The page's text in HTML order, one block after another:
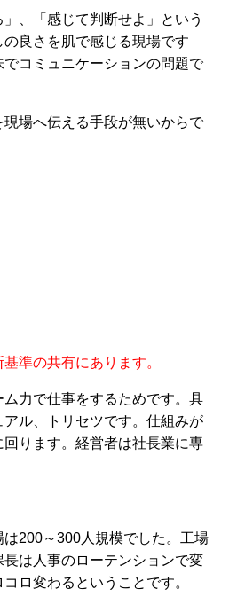
、「感じて判断せよ」という
良さを肌で感じる現場です
コミュニケーションの問題で
場へ伝える手段が無いからで
準の共有にあります。
力で仕事をするためです。具
ル、トリセツです。仕組みが
ります。経営者は社長業に専
200～300人規模でした。工場
は人事のローテンションで変
ロ変わるということです。